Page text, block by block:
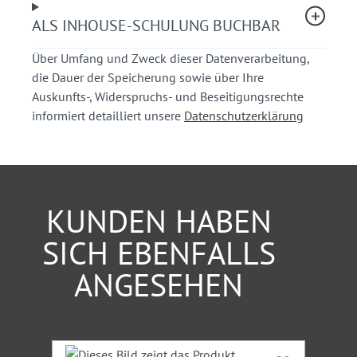
Kontrolle der einzelnen Beschlüsse (Umsetzung)
Ihr Nutzen
Sie erhalten einen kompakten Überblick über die
Organisation und Durchführung einer
Sie erlangen Kenntnisse aus einschlägiger
Rechtsprechung.
Teilnehmerkreis
Stadtverwaltung, Polizei
ALS INHOUSE-SCHULUNG BUCHBAR
Über Umfang und Zweck dieser Datenverarbeitung,
die Dauer der Speicherung sowie über Ihre
Auskunfts-, Widerspruchs- und Beseitigungsrechte
informiert detailliert unsere Datenschutzerklärung
KUNDEN HABEN
SICH EBENFALLS
ANGESEHEN
Produktgalerie überspringen